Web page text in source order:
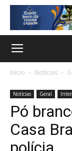
Início Notícias
Notícias Geral
Pó
Casa